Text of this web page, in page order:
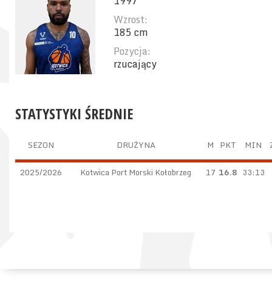
Wzrost:
185 cm
Pozycja:
rzucający
STATYSTYKI ŚREDNIE
SEZON DRUŻYNA M PKT MIN
2025/2026 Kotwica Port Morski Kołobrzeg 17 16.8 33:13